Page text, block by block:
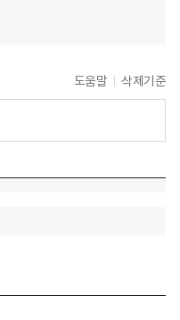
도움말 삭제기준